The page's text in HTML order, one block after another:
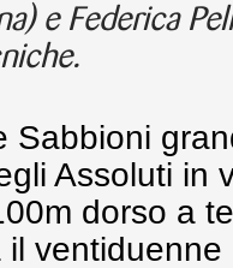
e Federica
Sabbioni
Assoluti in
dorso a